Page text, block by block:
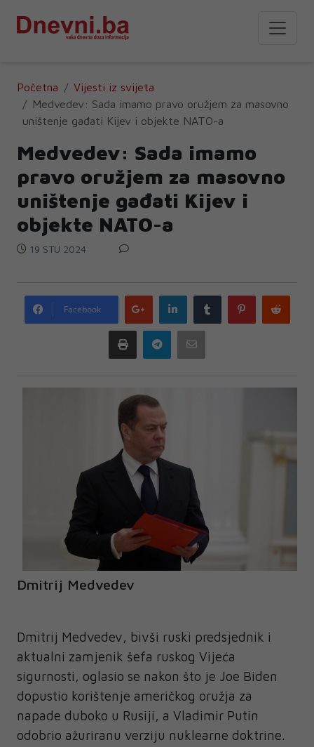
Početna
Vijesti iz svijeta
Medvedev: Sada imamo pravo oružjem za masovno
uništenje gađati Kijev i objekte NATO-a
Medvedev: Sada imamo
pravo oružjem za masovno
uništenje gađati Kijev i
objekte NATO-a
19 STU 2024
Facebook
Google
plus
LinkedIn Tumblr Pinterest
Print Telegram
Dmitrij Medvedev
Dmitrij Medvedev, bivši ruski predsjednik i
aktualni zamjenik šefa ruskog Vijeća
sigurnosti, oglasio se nakon što je Joe Biden
dopustio korištenje američkog oružja za
napade duboko u Rusiji, a Vladimir Putin
odobrio ažuriranu verziju nuklearne doktrine.